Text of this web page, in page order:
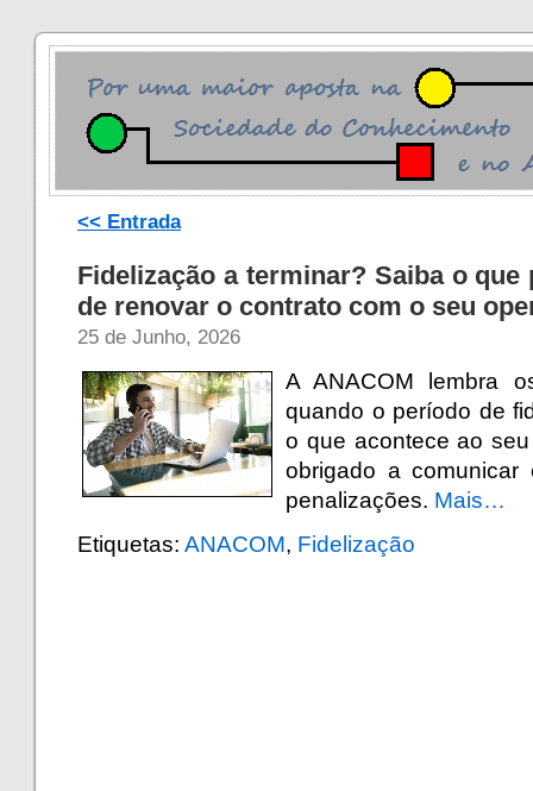
<< Entrada
Fidelização a terminar? Saiba o que
de renovar o contrato com o seu
25 de Junho, 2026
A ANACOM lembra
quando o período de
o que acontece ao
obrigado a
penalizações. Mais…
Etiquetas: ANACOM, Fidelização